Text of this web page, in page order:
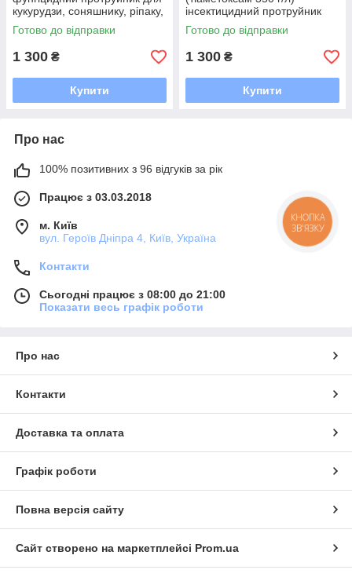
кукурудзи, соняшнику, ріпаку,
буряків, зернових та бобових
культур
Готово до відправки
1 300 ₴
Купити
інсектицидний протруйник
для кукурудзи, соняшнику,
ріпаку, буряків, картоплі
Готово до відправки
1 300 ₴
Купити
Про нас
100% позитивних з 96 відгуків за рік
Працює з 03.03.2018
м. Київ
вул. Героїв Дніпра 4, Київ, Україна
Контакти
Сьогодні працює з 08:00 до 21:00
Показати весь графік роботи
Про нас
Контакти
Доставка та оплата
Графік роботи
Повна версія сайту
Сайт створено на маркетплейсі Prom.ua